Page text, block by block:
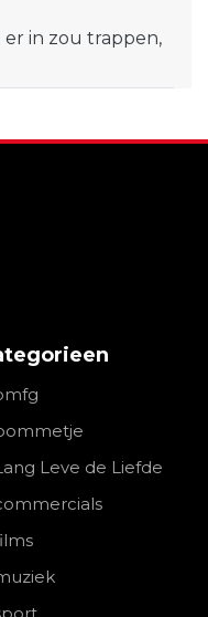
er in zou trappen,
Leve de Liefde